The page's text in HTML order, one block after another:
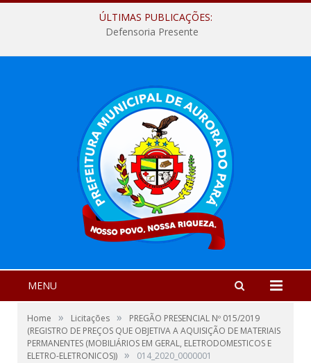
ÚLTIMAS PUBLICAÇÕES:
Defensoria Presente
MENU
Home » Licitações »
PREGÃO PRESENCIAL Nº 015/2019
(REGISTRO DE PREÇOS QUE OBJETIVA A AQUISIÇÃO DE MATERIAIS
PERMANENTES (MOBILIÁRIOS EM GERAL, ELETRODOMESTICOS E
ELETRO-ELETRONICOS)) » 014_2020_0000001